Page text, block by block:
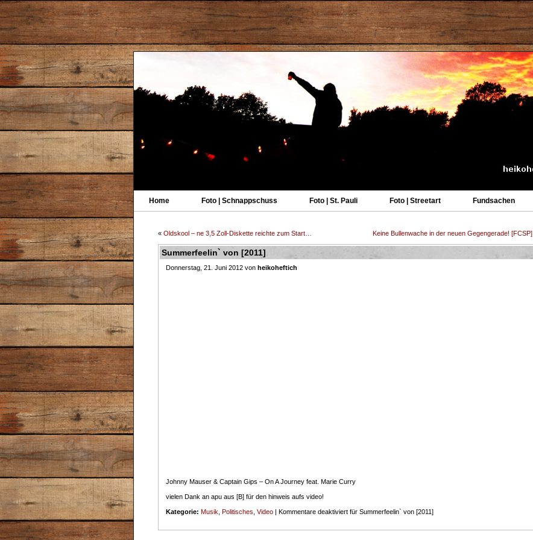
Home Foto | Schnappschuss Foto | St. Pauli Foto | Streetart Fundsachen
« Oldskool – ne 3,5 Zoll-Diskette reichte zum Start… Keine Bullenwache in der neuen Gegengerade! [FCSP]
Summerfeelin` von [2011]
Donnerstag, 21. Juni 2012 von heikoheftich
Johnny Mauser & Captain Gips – On A Journey feat. Marie Curry
vielen Dank an apu aus [B] für den hinweis aufs video!
Kategorie: Musik Politisches Video | Kommentare deaktiviert für Summerfeelin` von [2011]